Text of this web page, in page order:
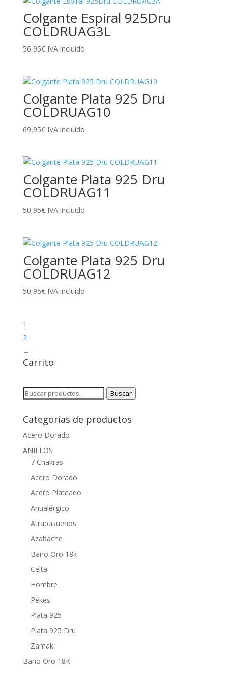
Colgante Espiral 925Dru
COLDRUAG3L
56,95€ IVA incluido
Colgante Plata 925 Dru
COLDRUAG10
69,95€ IVA incluido
Colgante Plata 925 Dru
COLDRUAG11
50,95€ IVA incluido
Colgante Plata 925 Dru
COLDRUAG12
50,95€ IVA incluido
1
2
→
Carrito
Buscar
Buscar
Categorías de productos
Acero Dorado
ANILLOS
7 Chakras
Acero Dorado
Acero Plateado
Antialérgico
Atrapasueños
Azabache
Baño Oro 18k
Celta
Hombre
Pekes
Plata 925
Plata 925 Dru
Zamak
Baño Oro 18K